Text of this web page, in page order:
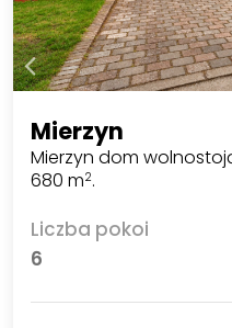
Mierzyn
Mierzyn dom
680 m2.
Liczba pokoi
6